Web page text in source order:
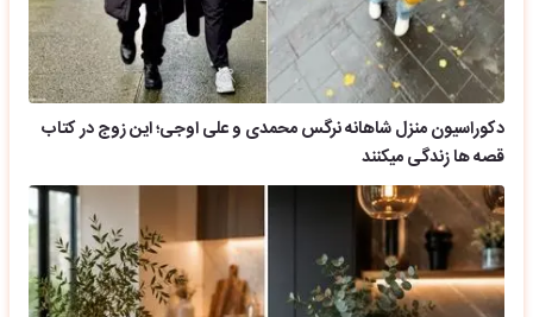
دکوراسیون منزل شاهانه نرگس محمدی و علی اوجی؛ این زوج در کتاب
قصه ها زندگی میکنند